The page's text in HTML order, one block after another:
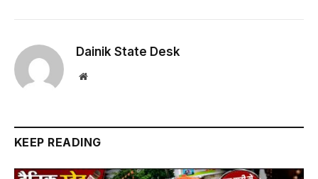
Dainik State Desk
Website
KEEP READING